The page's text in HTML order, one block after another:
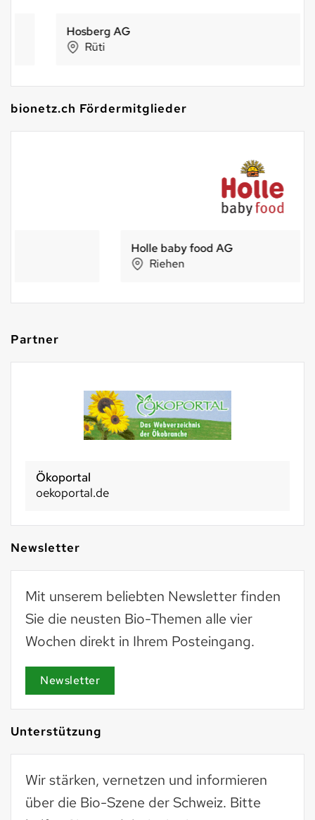
Hosberg AG
Rüti
bionetz.ch Fördermitglieder
Holle baby food AG
Partner
Ökoportal
oekoportal.de
Newsletter
Mit unserem beliebten Newsletter finden
Sie die neusten Bio-Themen alle vier
Wochen direkt in Ihrem Posteingang.
Newsletter
Unterstützung
Wir stärken, vernetzen und informieren
über die Bio-Szene der Schweiz. Bitte